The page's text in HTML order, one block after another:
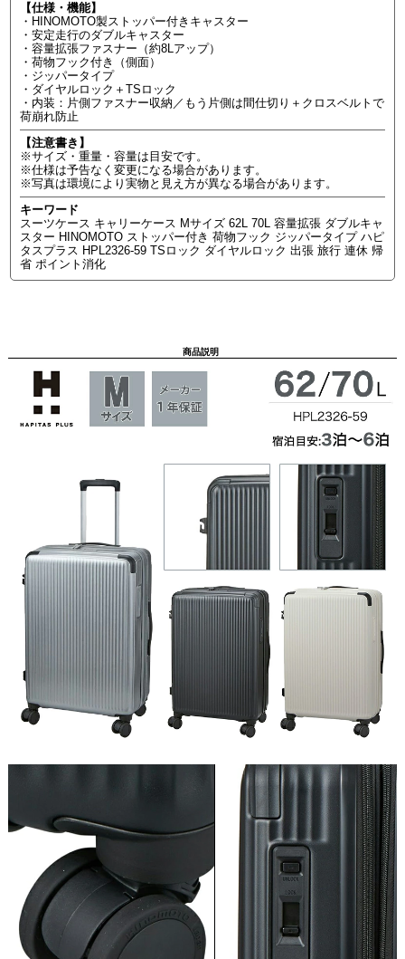
【仕様・機能】
・HINOMOTO製ストッパー付きキャスター
・安定走行のダブルキャスター
・容量拡張ファスナー（約8Lアップ）
・荷物フック付き（側面）
・ジッパータイプ
・ダイヤルロック＋TSロック
・内装：片側ファスナー収納／もう片側は間仕切り＋クロスベルトで
荷崩れ防止
【注意書き】
※サイズ・重量・容量は目安です。
※仕様は予告なく変更になる場合があります。
※写真は環境により実物と見え方が異なる場合があります。
キーワード
スーツケース キャリーケース Mサイズ 62L 70L 容量拡張 ダブルキャ
スター HINOMOTO ストッパー付き 荷物フック ジッパータイプ ハピ
タスプラス HPL2326-59 TSロック ダイヤルロック 出張 旅行 連休 帰
省 ポイント消化
商品説明